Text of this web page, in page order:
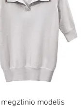
modelis